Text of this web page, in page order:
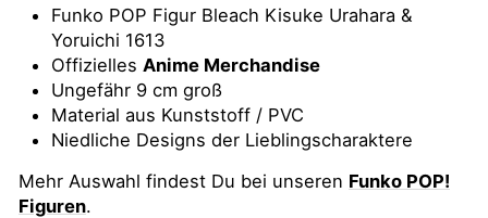
Funko POP Figur Bleach Kisuke Urahara &
Yoruichi 1613
Offizielles Anime Merchandise
Ungefähr 9 cm groß
Material aus Kunststoff / PVC
Niedliche Designs der Lieblingscharaktere
Mehr Auswahl findest Du bei unseren Funko POP!
Figuren.